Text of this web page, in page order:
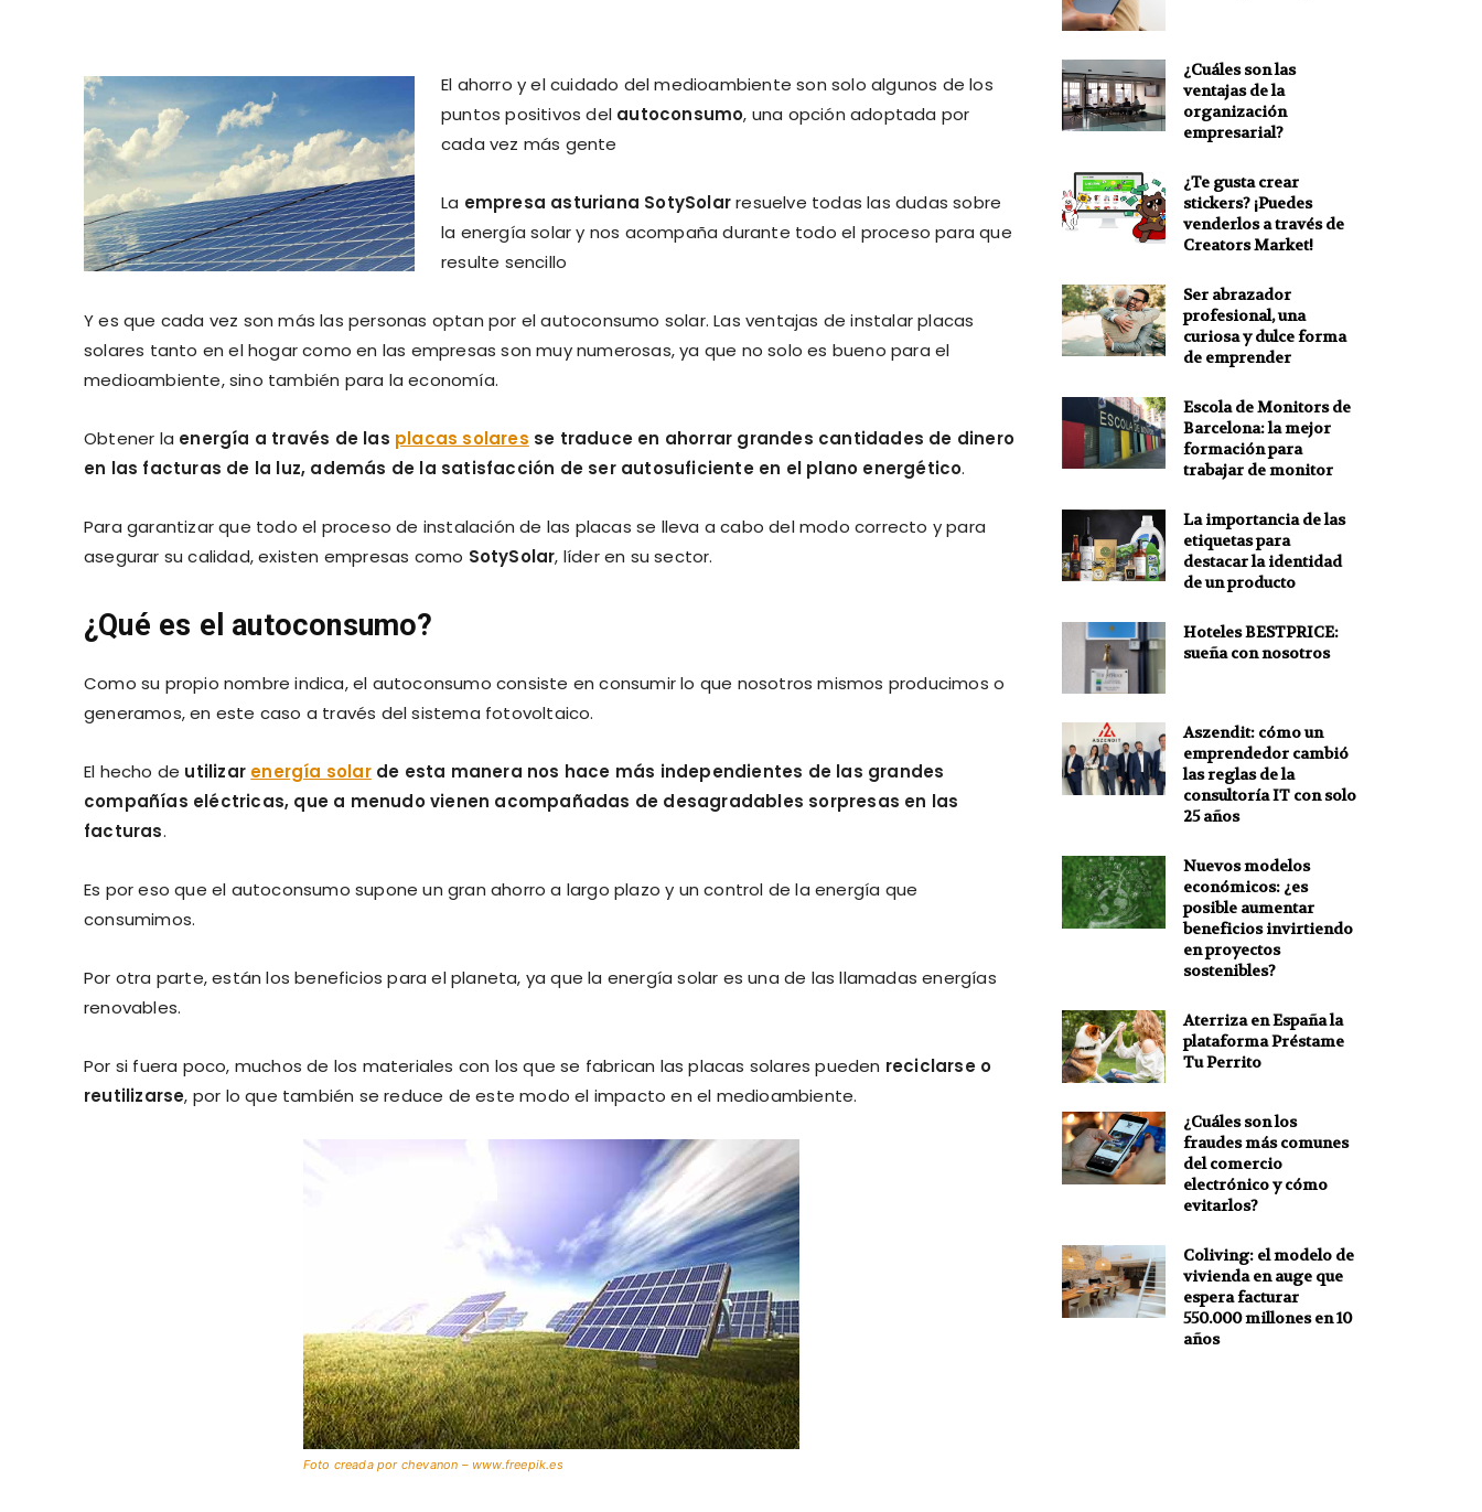
El ahorro y el cuidado del medioambiente son solo algunos de los
puntos positivos del autoconsumo, una opción adoptada por
cada vez más gente
La empresa asturiana SotySolarresuelve todas las dudas sobre
la energía solar y nos acompaña durante todo el proceso para que
resulte sencillo
Y es que cada vez son más las personas optan por el autoconsumo solar. Las ventajas de instalar placas
solares tanto en el hogar como en las empresas son muy numerosas, ya que no solo es bueno para el
medioambiente, sino también para la economía.
Obtener la energía a través de las placas solares se traduce en ahorrar grandes cantidades de dinero
en las facturas de la luz, además de la satisfacción de ser autosuficiente en el plano energético.
Para garantizar que todo el proceso de instalación de las placas se lleva a cabo del modo correcto y para
asegurar su calidad, existen empresas como SotySolar, líder en su sector.
¿Qué es el autoconsumo?
Como su propio nombre indica, el autoconsumo consiste en consumir lo que nosotros mismos producimos o
generamos, en este caso a través del sistema fotovoltaico.
El hecho de utilizar energía solarde esta manera nos hace más independientes de las grandes
compañías eléctricas, que a menudo vienen acompañadas de desagradables sorpresas en las
facturas.
Es por eso que el autoconsumo supone un gran ahorro a largo plazo y un control de la energía que
consumimos.
Por otra parte, están los beneficios para el planeta, ya que la energía solar es una de las llamadas energías
renovables.
Por si fuera poco, muchos de los materiales con los que se fabrican las placas solares pueden reciclarse o
reutilizarse, por lo que también se reduce de este modo el impacto en el medioambiente.
Foto creada por chevanon – www.freepik.es
¿Cuáles son las
ventajas de la
organización
empresarial?
¿Te gusta crear
stickers? ¡Puedes
venderlos a través de
Creators Market!
Ser abrazador
profesional, una
curiosa y dulce forma
de emprender
Escola de Monitors de
Barcelona: la mejor
formación para
trabajar de monitor
La importancia de las
etiquetas para
destacar la identidad
de un producto
Hoteles BESTPRICE:
sueña con nosotros
Aszendit: cómo un
emprendedor cambió
las reglas de la
consultoría IT con solo
25 años
Nuevos modelos
económicos: ¿es
posible aumentar
beneficios invirtiendo
en proyectos
sostenibles?
Aterriza en España la
plataforma Préstame
Tu Perrito
¿Cuáles son los
fraudes más comunes
del comercio
electrónico y cómo
evitarlos?
Coliving: el modelo de
vivienda en auge que
espera facturar
550.000 millones en 10
años